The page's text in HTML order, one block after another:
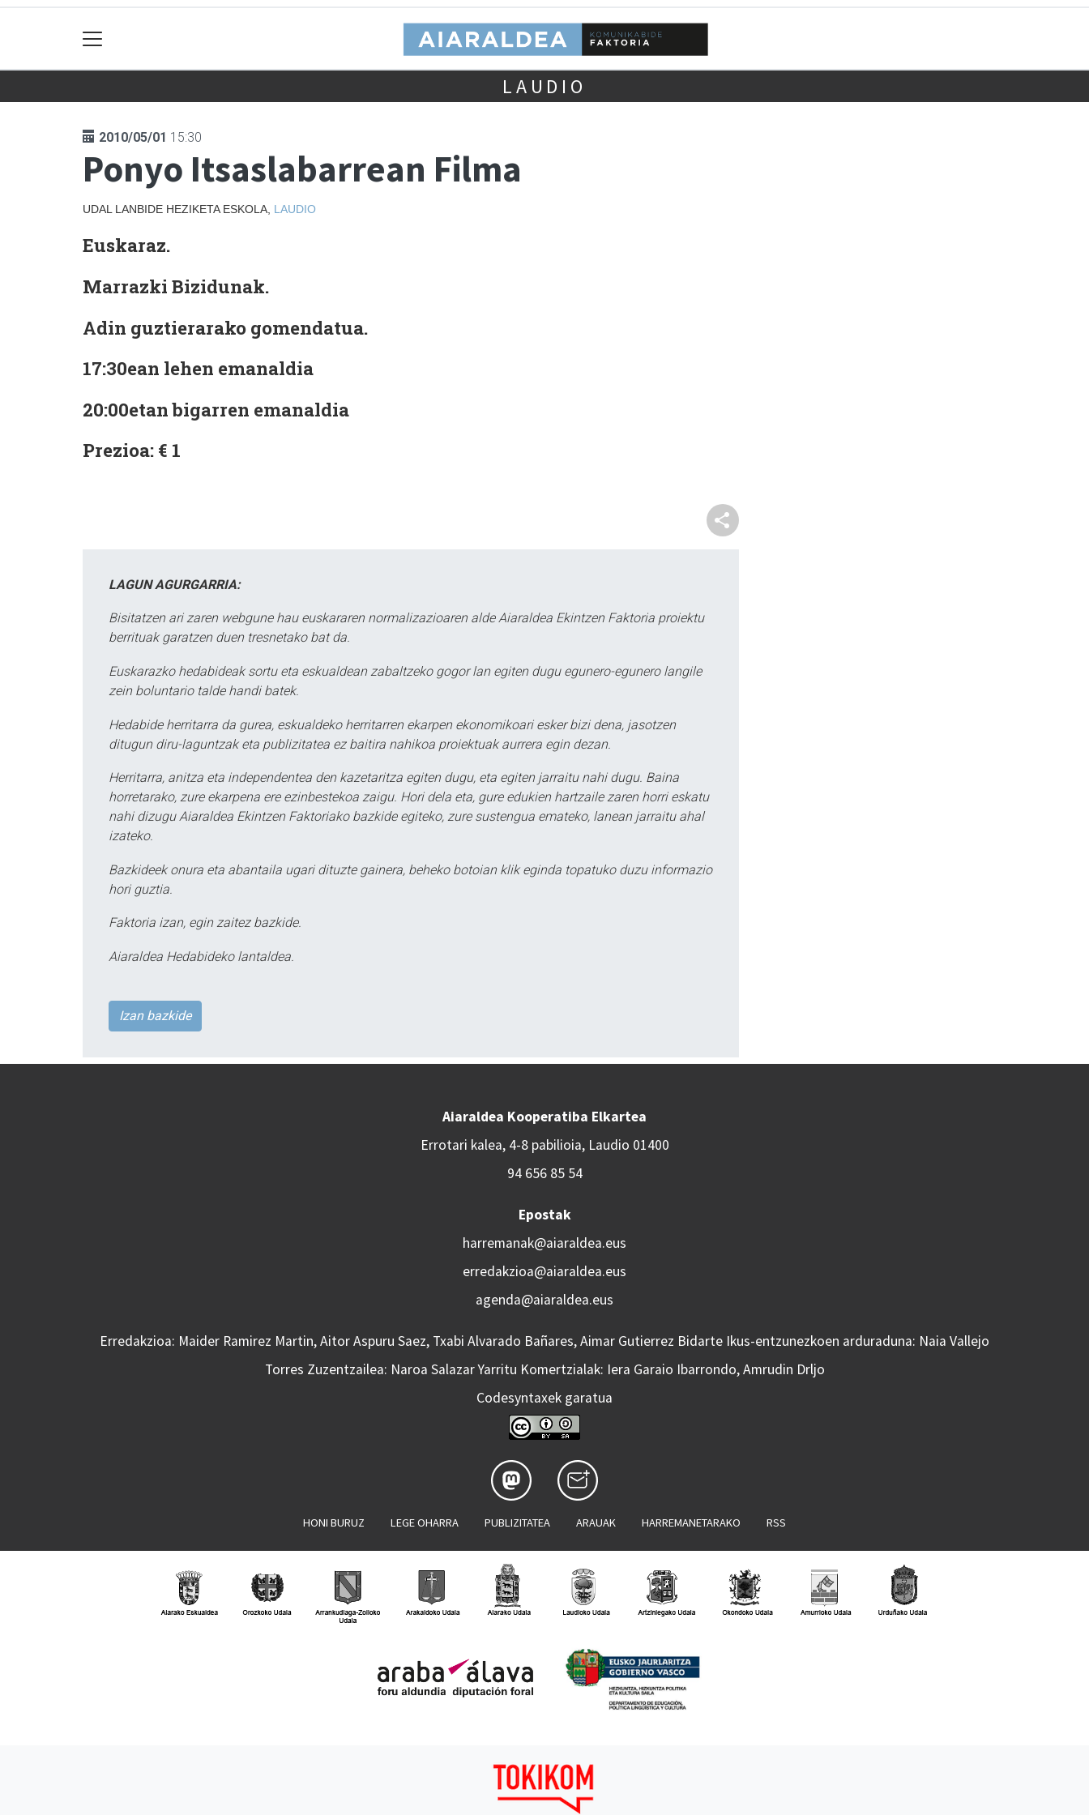
LAUDIO
2010/05/01 15:30
Ponyo Itsaslabarrean Filma
UDAL LANBIDE HEZIKETA ESKOLA, LAUDIO
Euskaraz.
Marrazki Bizidunak.
Adin guztierarako gomendatua.
17:30ean lehen emanaldia
20:00etan bigarren emanaldia
Prezioa: € 1
LAGUN AGURGARRIA:
Bisitatzen ari zaren webgune hau euskararen normalizazioaren alde Aiaraldea Ekintzen Faktoria proiektu
berrituak garatzen duen tresnetako bat da.
Euskarazko hedabideak sortu eta eskualdean zabaltzeko gogor lan egiten dugu egunero-egunero langile
zein boluntario talde handi batek.
Hedabide herritarra da gurea, eskualdeko herritarren ekarpen ekonomikoari esker bizi dena, jasotzen
ditugun diru-laguntzak eta publizitatea ez baitira nahikoa proiektuak aurrera egin dezan.
Herritarra, anitza eta independentea den kazetaritza egiten dugu, eta egiten jarraitu nahi dugu. Baina
horretarako, zure ekarpena ere ezinbestekoa zaigu. Hori dela eta, gure edukien hartzaile zaren horri eskatu
nahi dizugu Aiaraldea Ekintzen Faktoriako bazkide egiteko, zure sustengua emateko, lanean jarraitu ahal
izateko.
Bazkideek onura eta abantaila ugari dituzte gainera, beheko botoian klik eginda topatuko duzu informazio
hori guztia.
Faktoria izan, egin zaitez bazkide.
Aiaraldea Hedabideko lantaldea.
Izan bazkide
Aiaraldea Kooperatiba Elkartea
Errotari kalea, 4-8 pabilioia, Laudio 01400
94 656 85 54
Epostak
harremanak@aiaraldea.eus
erredakzioa@aiaraldea.eus
agenda@aiaraldea.eus
Erredakzioa: Maider Ramirez Martin, Aitor Aspuru Saez, Txabi Alvarado Bañares, Aimar Gutierrez Bidarte Ikus-entzunezkoen arduraduna: Naia Vallejo
Torres Zuzentzailea: Naroa Salazar Yarritu Komertzialak: Iera Garaio Ibarrondo, Amrudin Drljo
Codesyntaxek garatua
HONI BURUZ LEGE OHARRA PUBLIZITATEA ARAUAK HARREMANETARAKO RSS